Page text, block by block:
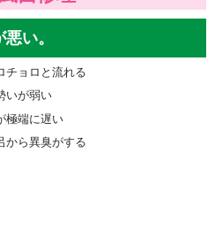
い。
チョロと流れる
いが弱い
極端に遅い
から異臭がする